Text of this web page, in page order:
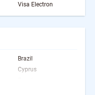
Visa Electron
Brazil
Cyprus